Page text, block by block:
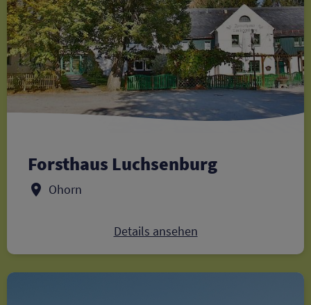
Forsthaus Luchsenburg
Ohorn
Details ansehen